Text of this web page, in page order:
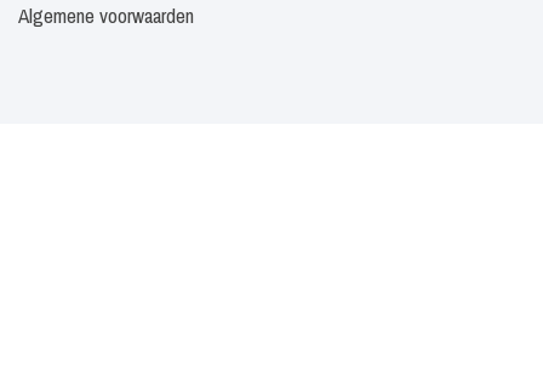
Algemene voorwaarden